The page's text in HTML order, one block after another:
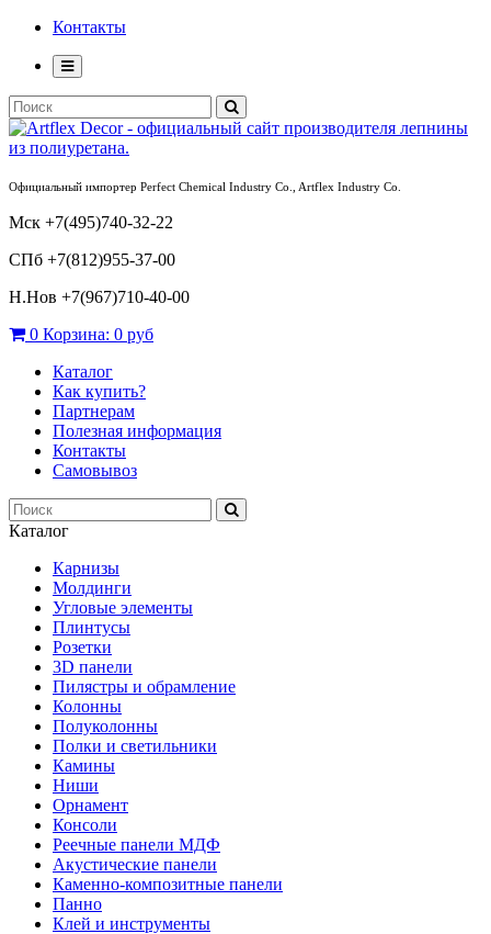
Контакты
Официальный импортер Perfect Chemical Industry Co., Artflex Industry Co.
Мск +7(495)740-32-22
СПб +7(812)955-37-00
Н.Нов +7(967)710-40-00
0 Корзина: 0 руб
Каталог
Как купить?
Партнерам
Полезная информация
Контакты
Самовывоз
Каталог
Карнизы
Молдинги
Угловые элементы
Плинтусы
Розетки
3D панели
Пилястры и обрамление
Колонны
Полуколонны
Полки и светильники
Камины
Ниши
Орнамент
Консоли
Реечные панели МДФ
Акустические панели
Каменно-композитные панели
Панно
Клей и инструменты